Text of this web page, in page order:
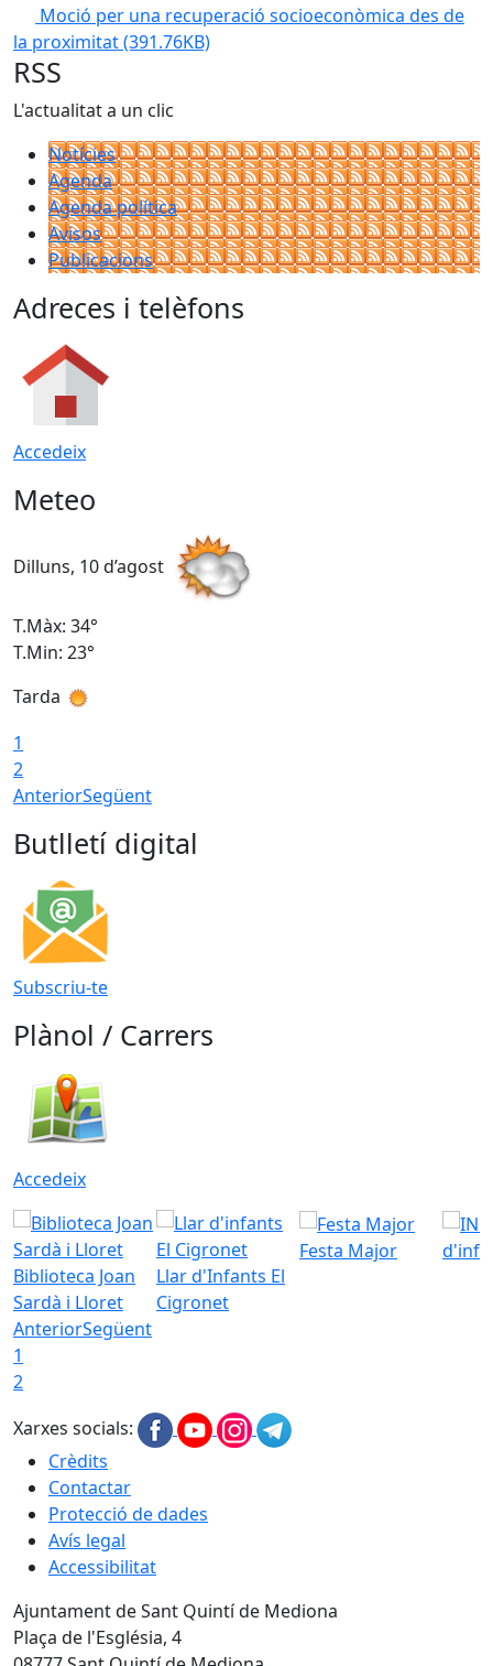
Moció per una recuperació socioeconòmica des de
la proximitat(391.76KB)
RSS
L'actualitat a un clic
Notícies
Agenda
Agenda política
Avisos
Publicacions
Adreces i telèfons
Accedeix
Meteo
Dilluns, 10 d’agost
T.Màx: 34°
T.Min: 23°
Tarda
1
2
AnteriorSegüent
Butlletí digital
Subscriu-te
Plànol / Carrers
Accedeix
Biblioteca Joan
Sardà i Lloret
Llar d'Infants El
Cigronet
Festa Major
AnteriorSegüent
1
2
Xarxes socials:
Crèdits
Contactar
Protecció de dades
Avís legal
Accessibilitat
Ajuntament de Sant Quintí de Mediona
Plaça de l'Església, 4